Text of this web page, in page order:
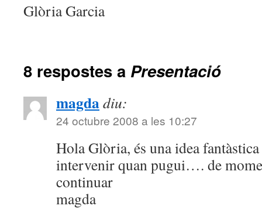
Glòria Garcia
8 respostes a Presentació
magdadiu:
24 octubre 2008 a les 10:27
Hola Glòria, és una idea
intervenir quan pugui…. de
continuar
magda